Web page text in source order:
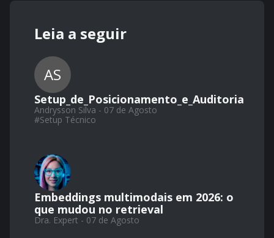
Leia a seguir
AS
Setup_de_Posicionamento_e_Auditoria
Andrysson Silva - 07 de Agosto
#Setup Técnico
Embeddings multimodais em 2026: o
que mudou no retrieval
Dra. Expert - 07 de Agosto